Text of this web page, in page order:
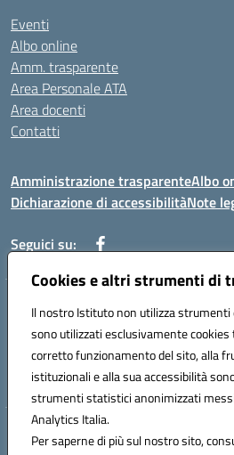
Cookies e altri strumenti di
Il nostro Istituto non utilizza
sono utilizzati esclusivamente
corretto funzionamento del sito, alla
istituzionali e alla sua accessibilità
strumenti statistici anonimizzati
Analytics Italia.
Per saperne di più sul nostro sito,
Eventi
Albo online
Amm. trasparente
Area Personale ATA
Area docenti
Contatti
Amministrazione trasparenteAlbo
Dichiarazione di accessibilitàNote
Seguici su:
Indirizzo: VIA BRECCIAME, 46 - 81024
Mail: CEIC8AU001@istruzione.it - Pec:
Telefono: 0823408721
Meccanografico: CEIC8AU001
Codice fiscale: 93086080616
Hosting & Powered by